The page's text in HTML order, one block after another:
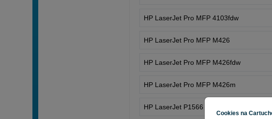
HP LaserJet Pro MFP 4103fdw
HP LaserJet Pro MFP M426
HP LaserJet Pro MFP M426fdw
HP LaserJet Pro MFP M426m
HP LaserJet P1566
Cookies na